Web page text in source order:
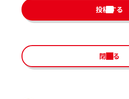
投稿する
閉じる